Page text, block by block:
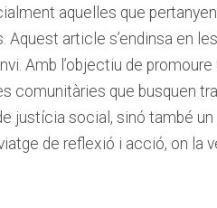
aquelles que
⁢article s’endinsa ​en⁣
Amb l’objectiu de⁣
comunitàries que busquen
justícia social, sinó⁣ també un
de reflexió i acció, on la